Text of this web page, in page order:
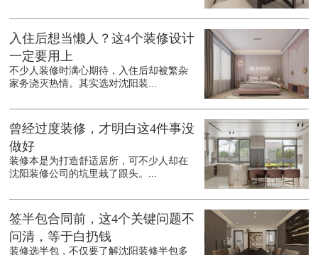
入住后想当懒人？这4个装修设计
一定要用上
不少人装修时满心期待，入住后却被繁杂
家务浇灭热情。其实选对沈阳装...
曾经过度装修，才明白这4件事没
做好
装修本是为打造舒适居所，可不少人却在
沈阳装修公司的坑里栽了跟头。...
签半包合同前，这4个关键问题不
问清，等于白扔钱
装修选半包，不仅要了解沈阳装修半包多